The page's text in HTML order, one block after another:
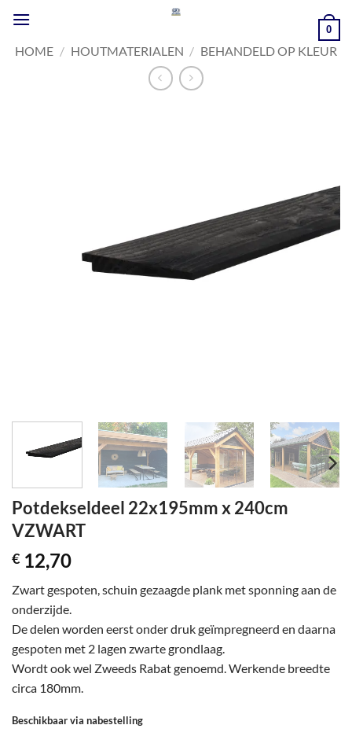
naar
inhoud
0
HOME / HOUTMATERIALEN / BEHANDELD OP KLEUR
Potdekseldeel 22x195mm x 240cm
VZWART
€ 12,70
Zwart gespoten, schuin gezaagde plank met sponning aan de
onderzijde.
De delen worden eerst onder druk geïmpregneerd en daarna
gespoten met 2 lagen zwarte grondlaag.
Wordt ook wel Zweeds Rabat genoemd. Werkende breedte
circa 180mm.
Beschikbaar via nabestelling